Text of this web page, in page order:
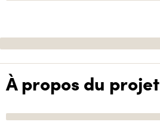
À propos du projet